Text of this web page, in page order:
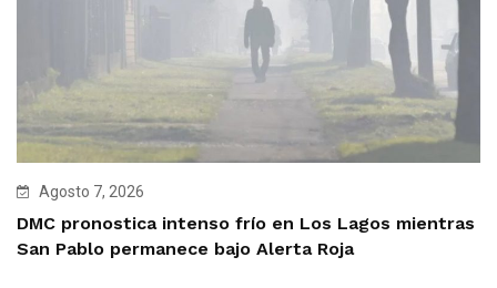
Agosto 7, 2026
DMC pronostica intenso frío en Los Lagos mientras
San Pablo permanece bajo Alerta Roja